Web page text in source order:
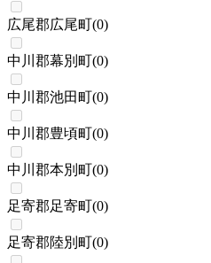
広尾郡広尾町(0)
中川郡幕別町(0)
中川郡池田町(0)
中川郡豊頃町(0)
中川郡本別町(0)
足寄郡足寄町(0)
足寄郡陸別町(0)